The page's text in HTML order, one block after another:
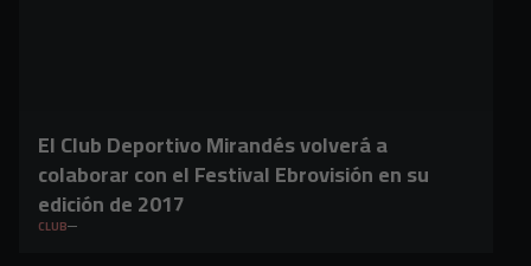
El Club Deportivo Mirandés volverá a
colaborar con el Festival Ebrovisión en su
edición de 2017
CLUB